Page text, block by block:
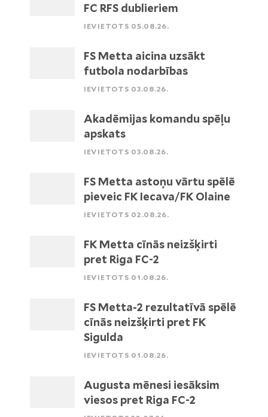
FC RFS dublieriem
IEVIETOTS 05.08.26.
FS Metta aicina uzsākt
futbola nodarbības
IEVIETOTS 03.08.26.
Akadēmijas komandu spēļu
apskats
IEVIETOTS 03.08.26.
FS Metta astoņu vārtu spēlē
pieveic FK Iecava/FK Olaine
IEVIETOTS 02.08.26.
FK Metta cīnās neizšķirti
pret Riga FC-2
IEVIETOTS 01.08.26.
FS Metta-2 rezultatīvā spēlē
cīnās neizšķirti pret FK
Sigulda
IEVIETOTS 01.08.26.
Augusta mēnesi iesāksim
viesos pret Riga FC-2